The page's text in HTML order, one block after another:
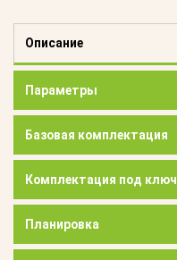
Описание
Параметры
Базовая комплектация
Комплектация под ключ
Планировка